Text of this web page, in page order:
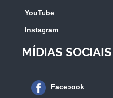
YouTube
Instagram
MÍDIAS SOCIAIS
Facebook